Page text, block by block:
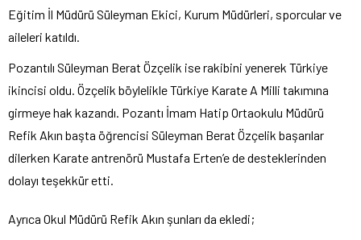
Eğitim İl Müdürü Süleyman Ekici, Kurum Müdürleri, sporcular ve
aileleri katıldı.
Pozantılı Süleyman Berat Özçelik ise rakibini yenerek Türkiye
ikincisi oldu. Özçelik böylelikle Türkiye Karate A Milli takımına
girmeye hak kazandı. Pozantı İmam Hatip Ortaokulu Müdürü
Refik Akın başta öğrencisi Süleyman Berat Özçelik başarılar
dilerken Karate antrenörü Mustafa Erten’e de desteklerinden
dolayı teşekkür etti.
Ayrıca Okul Müdürü Refik Akın şunları da ekledi;